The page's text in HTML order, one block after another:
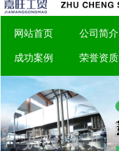
网站首页 公司简介
成功案例 荣誉资质